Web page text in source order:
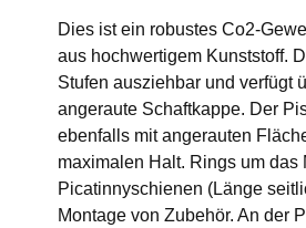
Dies ist ein robustes Co2-
aus hochwertigem Kunststoff.
Stufen ausziehbar und verfügt
angeraute Schaftkappe. Der
ebenfalls mit angerauten
maximalen Halt. Rings um das
Picatinnyschienen (Länge
Montage von Zubehör. An der